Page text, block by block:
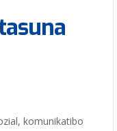
komunikatibo